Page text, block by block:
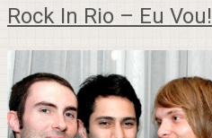
Rock In Rio – Eu Vou!